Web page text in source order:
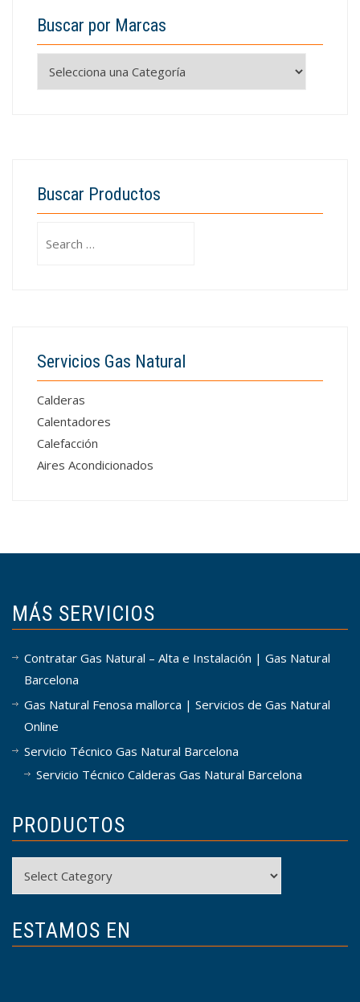
Buscar por Marcas
Buscar Productos
for:
Servicios Gas Natural
Calderas
Calentadores
Calefacción
Aires Acondicionados
MÁS SERVICIOS
Contratar Gas Natural – Alta e Instalación | Gas Natural
Barcelona
Gas Natural Fenosa mallorca | Servicios de Gas Natural
Online
Servicio Técnico Gas Natural Barcelona
Servicio Técnico Calderas Gas Natural Barcelona
PRODUCTOS
ESTAMOS EN